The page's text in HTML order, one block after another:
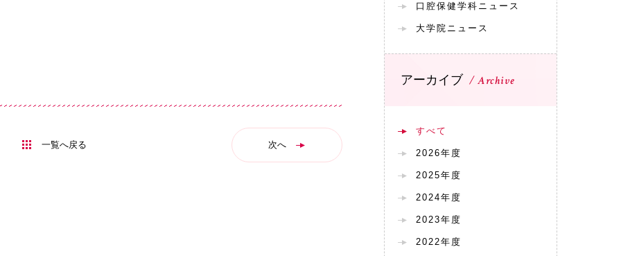
一覧へ戻る 次へ
口腔保健学科ニュース
大学院ニュース
アーカイブ Archive
すべて
2026年度
2025年度
2024年度
2023年度
2022年度